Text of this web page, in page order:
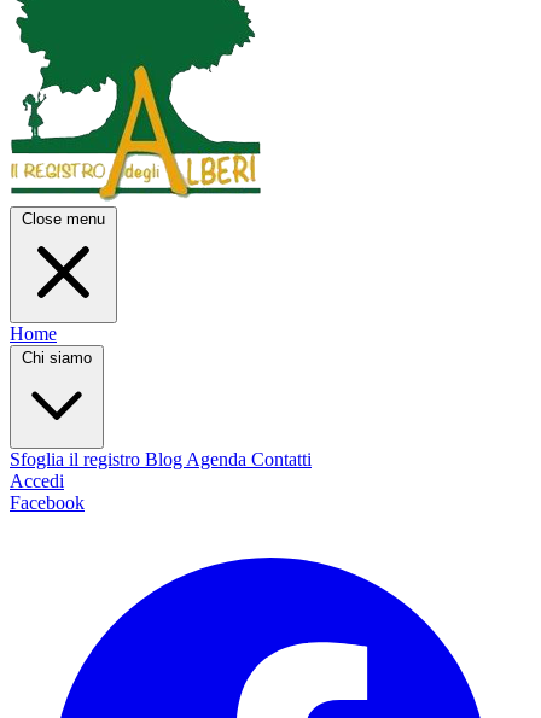
Close menu
Home
Chi siamo
Sfoglia il registro Blog Agenda Contatti
Accedi
Facebook